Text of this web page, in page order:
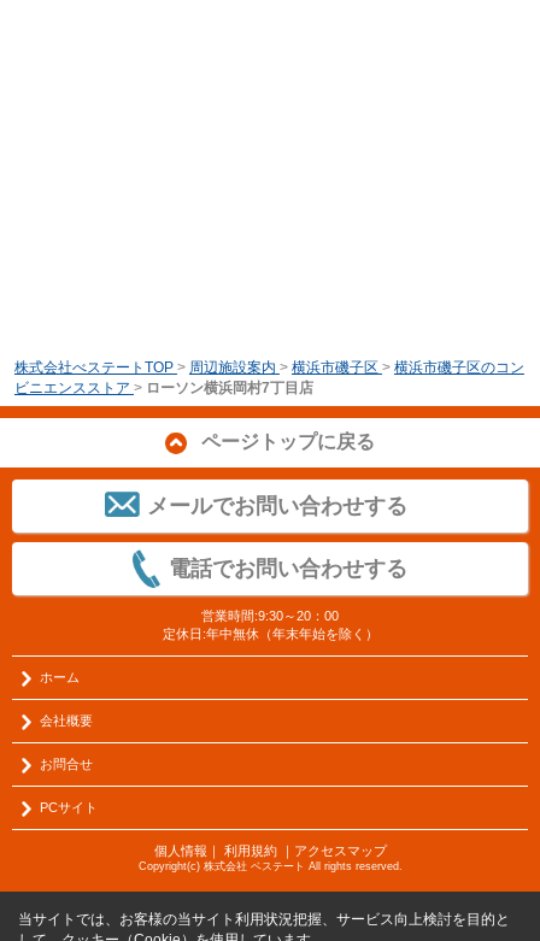
株式会社べステートTOP > 周辺施設案内 > 横浜市磯子区 > 横浜市磯子区のコン
ビニエンスストア > ローソン横浜岡村7丁目店
ページトップに戻る
メールでお問い合わせする
電話でお問い合わせする
営業時間:9:30～20：00
定休日:年中無休（年末年始を除く）
ホーム
会社概要
お問合せ
PCサイト
個人情報 ｜ 利用規約｜ アクセスマップ
Copyright(c) 株式会社 ベステート All rights reserved.
当サイトでは、お客様の当サイト利用状況把握、サービス向上検討を目的と